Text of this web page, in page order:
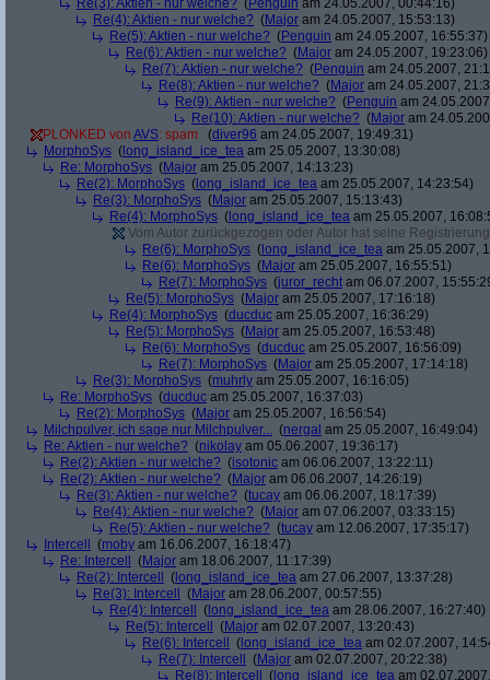
Re(3): Aktien - nur welche? (Penguin am 24.05.2007, 00:44:16)
Re(4): Aktien - nur welche? (Major am 24.05.2007, 15:53:13)
Re(5): Aktien - nur welche? (Penguin am 24.05.2007, 16:55:37)
Re(6): Aktien - nur welche? (Major am 24.05.2007, 19:23:06)
Re(7): Aktien - nur welche? (Penguin am 24.05.2007,
Re(8): Aktien - nur welche? (Major am 24.05.2007,
Re(9): Aktien - nur welche? (Penguin am
Re(10): Aktien - nur welche? (Major am
PLONKED von AVS: spam (diver96 am 24.05.2007, 19:49:31)
MorphoSys ( long_island_ice_tea am 25.05.2007, 13:30:08)
Re: MorphoSys (Major am 25.05.2007, 14:13:23)
Re(2): MorphoSys ( long_island_ice_tea am 25.05.2007, 14:23:54)
Re(3): MorphoSys (Major am 25.05.2007, 15:13:43)
Re(4): MorphoSys ( long_island_ice_tea am 25.05.2007,
Vom Autor zurückgezogen oder Autor hat seine
Re(6): MorphoSys ( long_island_ice_tea am 25.05.2007,
Re(6): MorphoSys (Major am 25.05.2007, 16:55:51)
Re(7): MorphoSys (juror_recht am 06.07.2007,
Re(5): MorphoSys (Major am 25.05.2007, 17:16:18)
Re(4): MorphoSys (ducduc am 25.05.2007, 16:36:29)
Re(5): MorphoSys (Major am 25.05.2007, 16:53:48)
Re(6): MorphoSys (ducduc am 25.05.2007, 16:56:09)
Re(7): MorphoSys (Major am 25.05.2007, 17:14:18)
Re(3): MorphoSys (muhrly am 25.05.2007, 16:16:05)
Re: MorphoSys (ducduc am 25.05.2007, 16:37:03)
Re(2): MorphoSys (Major am 25.05.2007, 16:56:54)
Milchpulver, ich sage nur Milchpulver... (nergal am 25.05.2007, 16:49:04)
Re: Aktien - nur welche? (nikolay am 05.06.2007, 19:36:17)
Re(2): Aktien - nur welche? (isotonic am 06.06.2007, 13:22:11)
Re(2): Aktien - nur welche? (Major am 06.06.2007, 14:26:19)
Re(3): Aktien - nur welche? (tucay am 06.06.2007, 18:17:39)
Re(4): Aktien - nur welche? (Major am 07.06.2007, 03:33:15)
Re(5): Aktien - nur welche? (tucay am 12.06.2007, 17:35:17)
Intercell
(moby am 16.06.2007, 16:18:47)
Re: Intercell
(Major am 18.06.2007, 11:17:39)
Re(2): Intercell
( long_island_ice_tea am 27.06.2007, 13:37:28)
Re(3): Intercell
(Major am 28.06.2007, 00:57:55)
Re(4): Intercell
( long_island_ice_tea am 28.06.2007, 16:27:40)
Re(5): Intercell
(Major am 02.07.2007, 13:20:43)
Re(6): Intercell
( long_island_ice_tea am 02.07.2007,
Re(7): Intercell
(Major am 02.07.2007, 20:22:38)
Re(8): Intercell
( long_island_ice_tea am